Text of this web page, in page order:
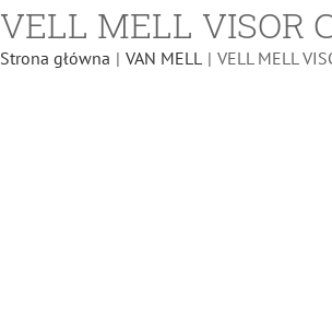
VELL MELL VISOR
Strona główna | VAN MELL | VELL MELL